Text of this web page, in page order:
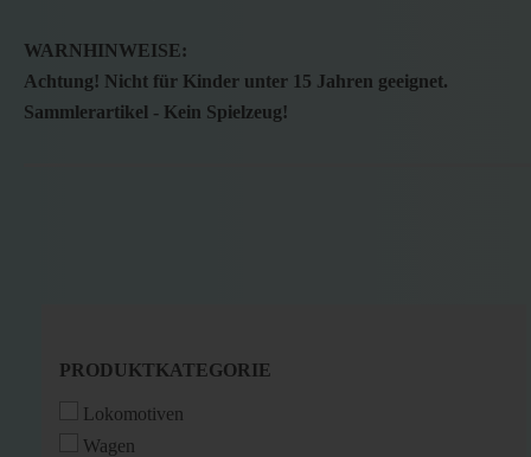
WARNHINWEISE:
Achtung! Nicht für Kinder unter 15 Jahren geeignet.
Sammlerartikel - Kein Spielzeug!
PRODUKTKATEGORIE
PRODUKTKATEGORIE
Lokomotiven
Wagen